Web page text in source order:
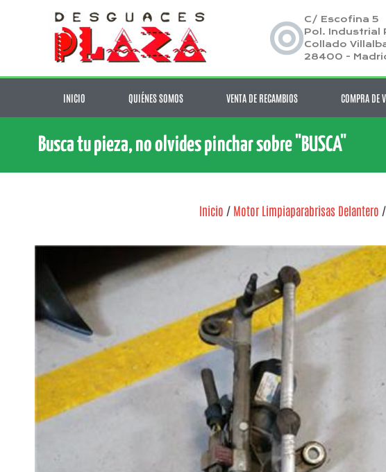
C/ Escofina 5
Pol. Industrial
Collado
28400 -
INICIO QUIÉNES SOMOS VENTA DE RECAMBIOS COMPRA DE
Busca tu pieza, no olvides pinchar sobre "BUSCA"
Inicio / Motor Limpiaparabrisas Delantero /